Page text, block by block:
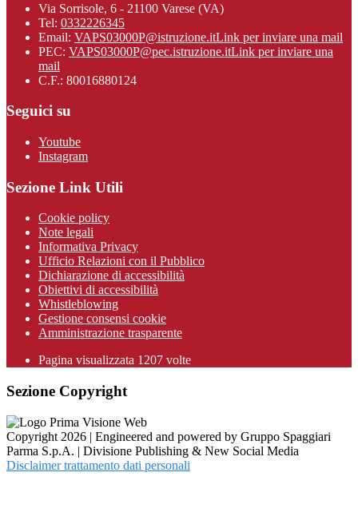
Via Sorrisole, 6 - 21100 Varese (VA)
Tel: 0332226345
Email: VAPS03000P@istruzione.itLink per inviare una mail
PEC: VAPS03000P@pec.istruzione.itLink per inviare una
mail
C.F.: 80016880124
Seguici su
Youtube
Instagram
Sezione Link Utili
Cookie policy
Note legali
Informativa Privacy
Ufficio Relazioni con il Pubblico
Dichiarazione di accessibilità
Obiettivi di accessibilità
Whistleblowing
Gestione consensi cookie
Amministrazione trasparente
Pagina visualizzata 1207 volte
Sezione Copyright
Copyright 2026 | Engineered and powered by Gruppo Spaggiari
Parma S.p.A. | Divisione Publishing & New Social Media
Disclaimer trattamento dati personali